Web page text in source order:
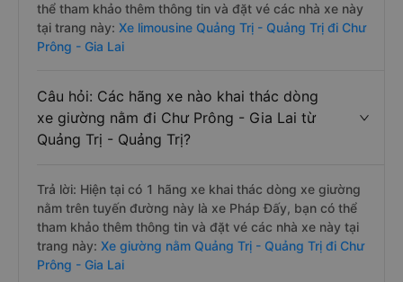
thể tham khảo thêm thông tin và đặt vé các nhà xe này
tại trang này: Xe limousine Quảng Trị - Quảng Trị đi Chư
Prông - Gia Lai
Câu hỏi: Các hãng xe nào khai thác dòng
xe giường nằm đi Chư Prông - Gia Lai từ
Quảng Trị - Quảng Trị?
Trả lời: Hiện tại có 1 hãng xe khai thác dòng xe giường
nằm trên tuyến đường này là xe Pháp Đấy, bạn có thể
tham khảo thêm thông tin và đặt vé các nhà xe này tại
trang này: Xe giường nằm Quảng Trị - Quảng Trị đi Chư
Prông - Gia Lai